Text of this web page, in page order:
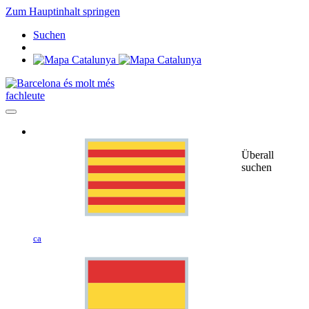
Zum Hauptinhalt springen
Suchen
fachleute
ca
Überall
suchen